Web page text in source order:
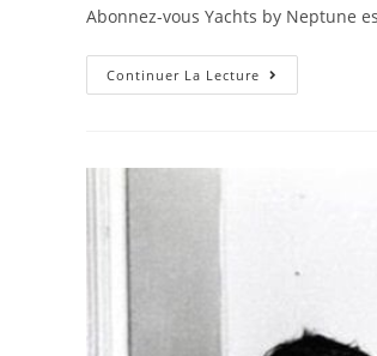
Abonnez-vous Yachts by Neptune
Continuer La Lecture